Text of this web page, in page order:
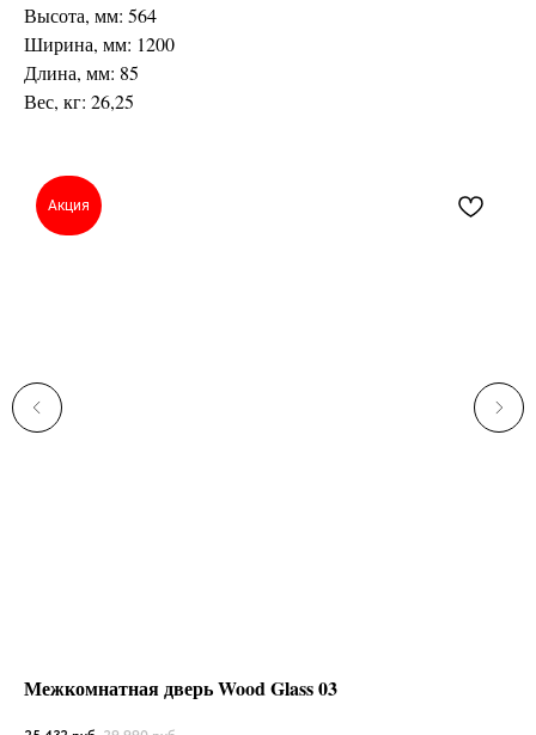
Высота, мм: 564
Ширина, мм: 1200
Длина, мм: 85
Вес, кг: 26,25
Акция
Межкомнатная дверь Wood Glass 03